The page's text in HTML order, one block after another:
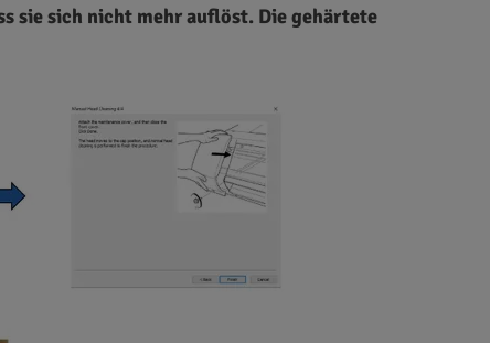
sie sich nicht mehr auflöst. Die gehärtete